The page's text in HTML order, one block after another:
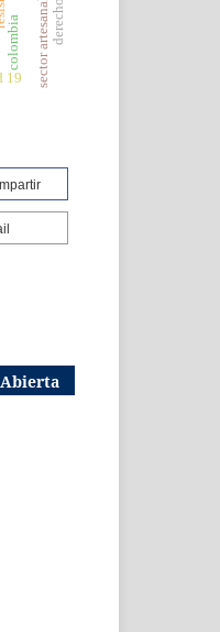
colombia sector artesanal
19